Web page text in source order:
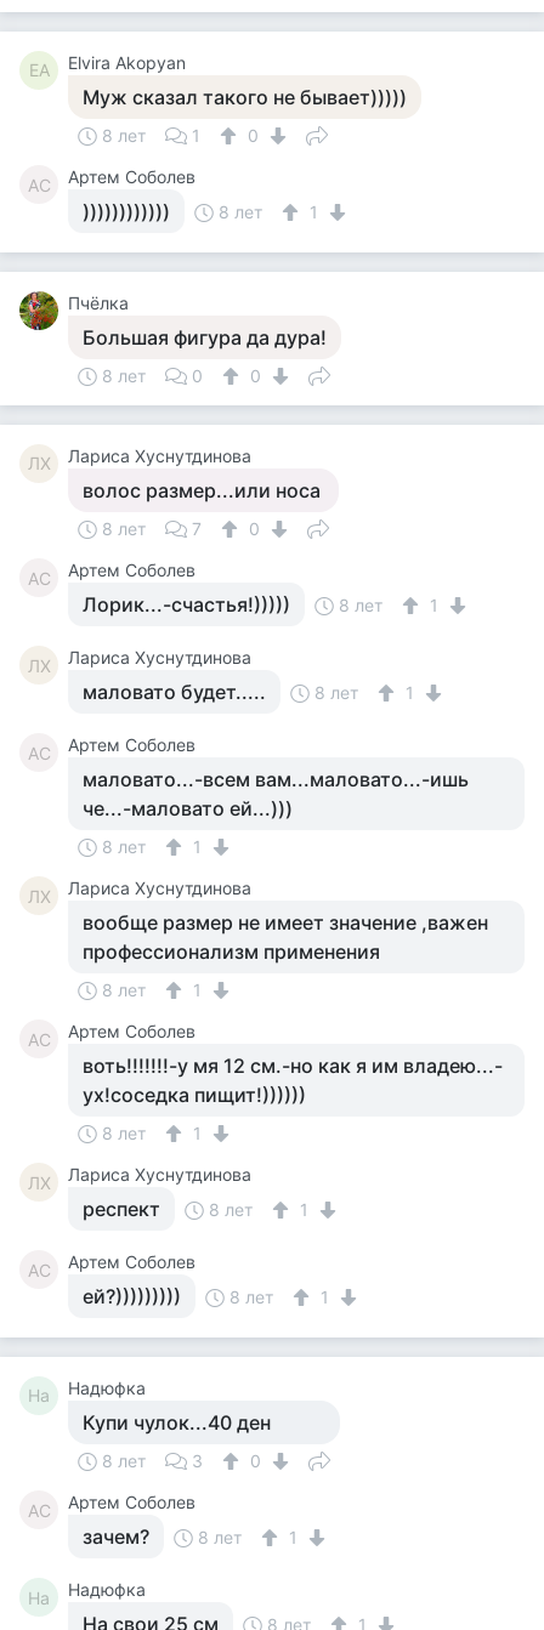
EA Elvira Akopyan
Муж сказал такого не бывает)))))
8 лет 1 0
АС Артем Соболев
)))))))))))) 8 лет 1
Пчёлка
Большая фигура да дура!
8 лет 0 0
ЛХ Лариса Хуснутдинова
волос размер...или носа
8 лет 7 0
АС Артем Соболев
Лорик...-счастья!))))) 8 лет 1
ЛХ Лариса Хуснутдинова
маловато будет..... 8 лет 1
АС Артем Соболев
маловато...-всем вам...маловато...-ишь
че...-маловато ей...)))
8 лет 1
ЛХ Лариса Хуснутдинова
вообще размер не имеет значение ,важен
профессионализм применения
8 лет 1
АС Артем Соболев
воть!!!!!!!-у мя 12 см.-но как я им владею...-
ух!соседка пищит!))))))
8 лет 1
ЛХ Лариса Хуснутдинова
респект 8 лет 1
АС Артем Соболев
ей?))))))))) 8 лет 1
На Надюфка
Купи чулок...40 ден
8 лет 3 0
АС Артем Соболев
зачем? 8 лет 1
На Надюфка
На свои 25 см 8 лет 1